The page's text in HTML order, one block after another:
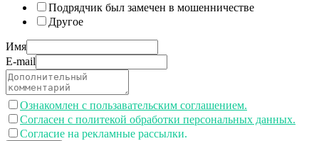
Подрядчик был замечен в мошенничестве
Другое
Имя
E-mail
Ознакомлен с пользавательским соглашением.
Согласен с политекой обработки персональных данных.
Согласие на рекламные рассылки.